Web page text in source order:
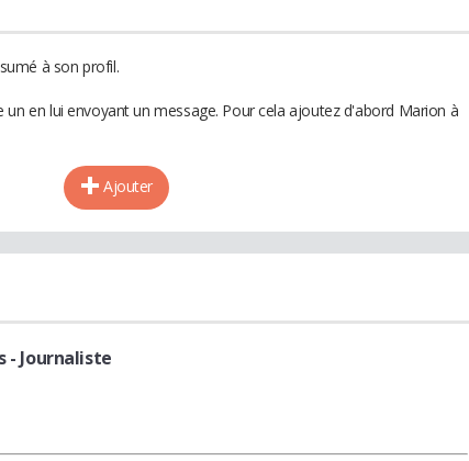
à son profil.
un en lui envoyant un message. Pour cela ajoutez d'abord Marion à
Ajouter
- Journaliste